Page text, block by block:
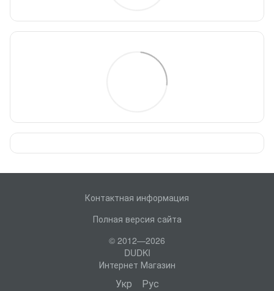
Контактная информация
Полная версия сайта
© 2012—2026
DUDKI
Интернет Магазин
Укр Рус